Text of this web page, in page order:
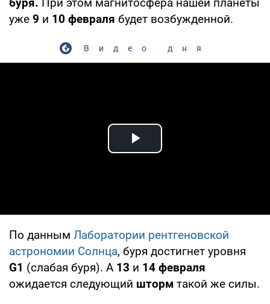
уже 9 и 10 февраля будет возбужденной.
Видео дня
Play Video
По данным Лаборатории рентгеновской
астрономии Солнца, буря достигнет уровня
G1 (слабая буря). А 13 и 14 февраля
ожидается следующий шторм такой же силы.